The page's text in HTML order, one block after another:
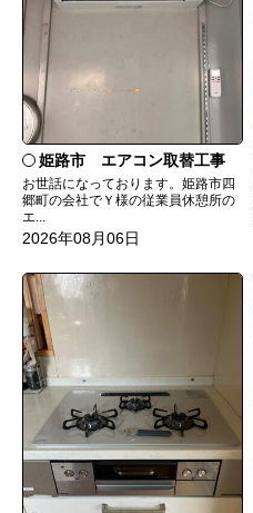
姫路市 エアコン取替工事
お世話になっております。姫路市四
郷町の会社でＹ様の従業員休憩所の
エ...
2026年08月06日